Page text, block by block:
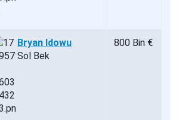
Bryan Idowu
Sol Bek
800 Bin €